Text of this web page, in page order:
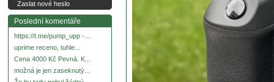
Zaslat nové heslo
Poslední komentáře
https://t.me/pump_upp -...
uprime receno, tuhle...
Cena 4000 Kč Pevná. K...
možná je jen zaseknutý...